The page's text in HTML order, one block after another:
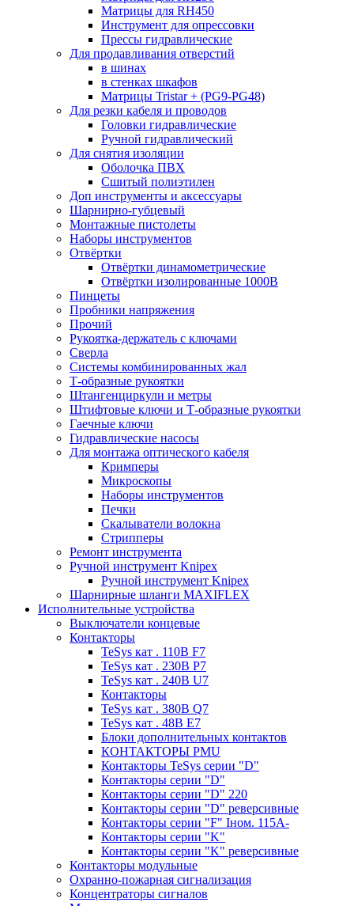
Матрицы для RH450
Инструмент для опрессовки
Прессы гидравлические
Для продавливания отверстий
в шинах
в стенках шкафов
Матрицы Tristar + (PG9-PG48)
Для резки кабеля и проводов
Головки гидравлические
Ручной гидравлический
Для снятия изоляции
Оболочка ПВХ
Сшитый полиэтилен
Доп инструменты и аксессуары
Шарнирно-губцевый
Монтажные пистолеты
Наборы инструментов
Отвёртки
Отвёртки динамометрические
Отвёртки изолированные 1000В
Пинцеты
Пробники напряжения
Прочий
Рукоятка-держатель с ключами
Сверла
Системы комбинированных жал
Т-образные рукоятки
Штангенциркули и метры
Штифтовые ключи и Т-образные рукоятки
Гаечные ключи
Гидравлические насосы
Для монтажа оптического кабеля
Кримперы
Микроскопы
Наборы инструментов
Печки
Скалыватели волокна
Стрипперы
Ремонт инструмента
Ручной инструмент Knipex
Ручной инструмент Knipex
Шарнирные шланги MAXIFLEX
Исполнительные устройства
Выключатели концевые
Контакторы
TeSys кат . 110В F7
TeSys кат . 230В P7
TeSys кат . 240В U7
Контакторы
TeSys кат . 380В Q7
TeSys кат . 48В E7
Блоки дополнительных контактов
КОНТАКТОРЫ PMU
Контакторы TeSys серии "D"
Контакторы серии "D"
Контакторы серии "D" 220
Контакторы серии "D" реверсивные
Контакторы серии "F" Iном. 115А-
Контакторы серии "K"
Контакторы серии "K" реверсивные
Контакторы модульные
Охранно-пожарная сигнализация
Концентраторы сигналов